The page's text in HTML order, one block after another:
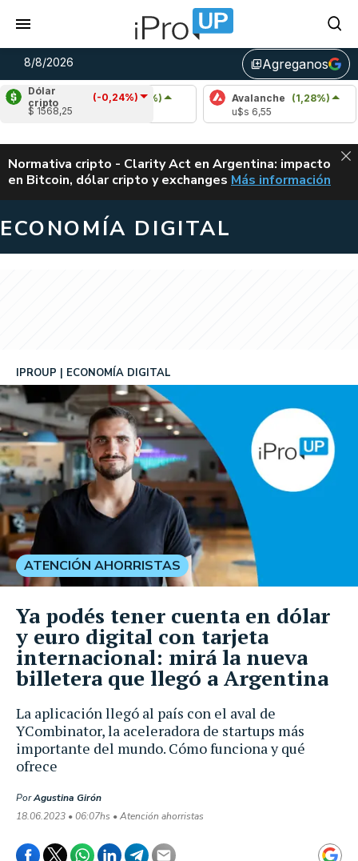
8/8/2026 library_addAgreganos
Dólar
cripto
(-0,24%)
$ 1568,25
Cardano
(0,38%)
u$s 0,20
Avalanche (1,28%)
u$s 6,55
ALERTA
Normativa cripto - Clarity Act en Argentina: impacto
en Bitcoin, dólar cripto y exchanges CLARITY ACT EN
Más información
ECONOMÍA DIGITAL
La aplicación llegó al país con el aval de
YCombinator, la aceleradora de startups más
importante del mundo. Cómo funciona y qué
ofrece
IPROUP ECONOMÍA DIGITAL
PorAgustina Girón
18.06.2023 • 06:07hs • Atención ahorristas
ATENCIÓN AHORRISTAS
Ya podés tener cuenta en dólar
y euro digital con tarjeta
internacional: mirá la nueva
billetera que llegó a Argentina